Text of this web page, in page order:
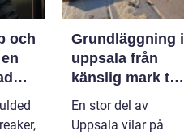
och
Grundläggning i
uppsala från
känslig mark till
stabila
konstruktioner
En stor del av
Uppsala vilar på